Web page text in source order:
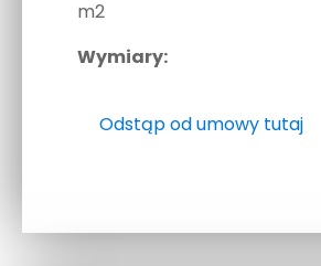
m2
Wymiary:
Odstąp od umowy tutaj